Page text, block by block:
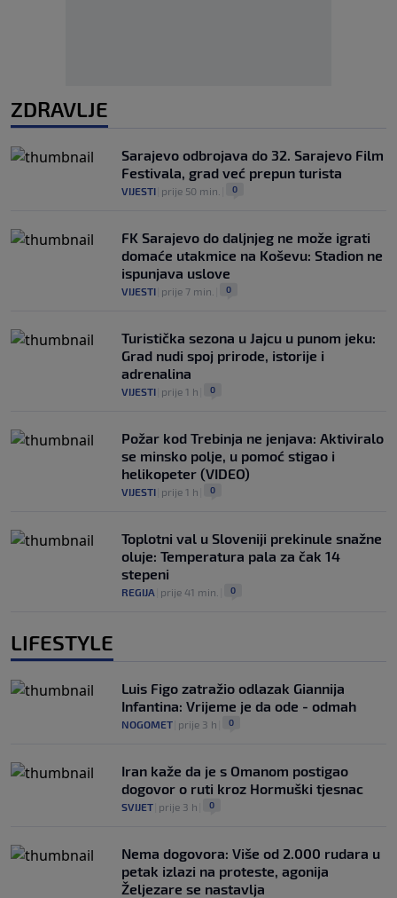
ZDRAVLJE
Sarajevo odbrojava do 32. Sarajevo Film
Festivala, grad već prepun turista
VIJESTI prije 50 min. 0
FK Sarajevo do daljnjeg ne može igrati
domaće utakmice na Koševu: Stadion ne
ispunjava uslove
VIJESTI prije 7 min. 0
Turistička sezona u Jajcu u punom jeku:
Grad nudi spoj prirode, istorije i
adrenalina
VIJESTI prije 1 h 0
Požar kod Trebinja ne jenjava: Aktiviralo
se minsko polje, u pomoć stigao i
helikopeter (VIDEO)
VIJESTI prije 1 h 0
Toplotni val u Sloveniji prekinule snažne
oluje: Temperatura pala za čak 14
stepeni
REGIJA prije 41 min. 0
LIFESTYLE
Luis Figo zatražio odlazak Giannija
Infantina: Vrijeme je da ode - odmah
NOGOMET prije 3 h 0
Iran kaže da je s Omanom postigao
dogovor o ruti kroz Hormuški tjesnac
SVIJET prije 3 h 0
Nema dogovora: Više od 2.000 rudara u
petak izlazi na proteste, agonija
Željezare se nastavlja